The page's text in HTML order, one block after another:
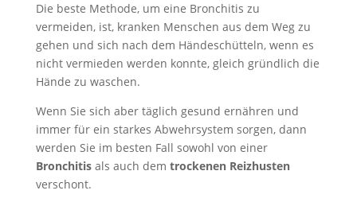
Die beste Methode, um eine Bronchitis zu
vermeiden, ist, kranken Menschen aus dem Weg zu
gehen und sich nach dem Händeschütteln, wenn es
nicht vermieden werden konnte, gleich gründlich die
Hände zu waschen.
Wenn Sie sich aber täglich gesund ernähren und
immer für ein starkes Abwehrsystem sorgen, dann
werden Sie im besten Fall sowohl von einer
Bronchitisals auch dem trockenen Reizhusten
verschont.